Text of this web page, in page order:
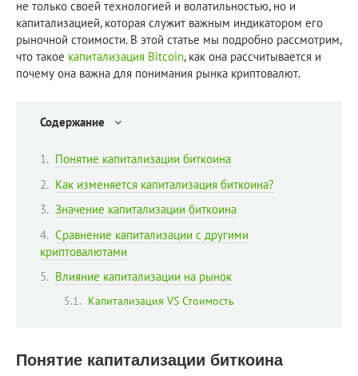
не только своей технологией и волатильностью, но и
капитализацией, которая служит важным индикатором его
рыночной стоимости. В этой статье мы подробно рассмотрим,
что такое капитализация Bitcoin, как она рассчитывается и
почему она важна для понимания рынка криптовалют.
Содержание
Понятие капитализации биткоина
Как изменяется капитализация биткоина?
Значение капитализации биткоина
Сравнение капитализации с другими
криптовалютами
Влияние капитализации на рынок
Капитализация VS Стоимость
Понятие капитализации биткоина